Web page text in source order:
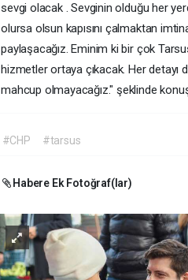
sevgi olacak . Sevginin olduğu her
olursa olsun kapısını çalmaktan
paylaşacağız. Eminim ki bir çok
hizmetler ortaya çıkacak. Her detayı
mahcup olmayacağız." şeklinde
#CHP #tarsus
Habere Ek Fotoğraf(lar)